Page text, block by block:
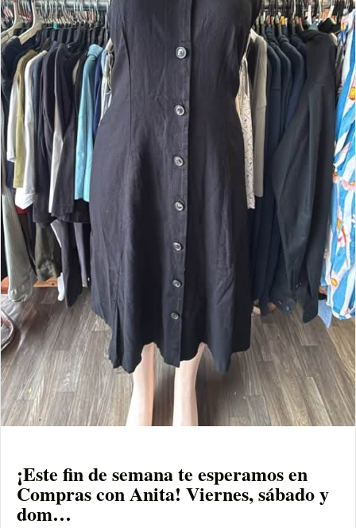
¡Este fin de semana te esperamos en
Compras con Anita! Viernes, sábado y
dom…